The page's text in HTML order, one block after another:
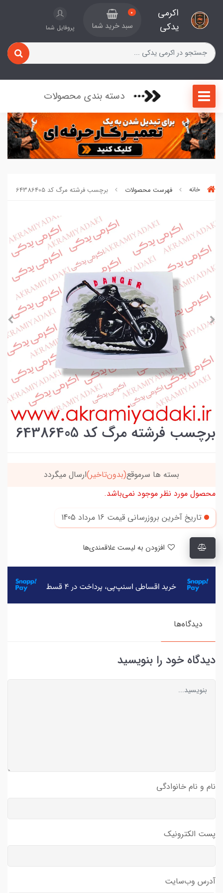
اکرمی
یدکی
0
سبد خرید شما پروفایل شما
دسته بندی محصولات
خانه فهرست محصولات برچسب فرشته مرگ کد 64386405
برچسب فرشته مرگ کد 64386405
ارسال میگردد خریدتو به5میلیون
محصول مورد نظر موجود نمی‌باشد.
تاریخ آخرین بروزرسانی قیمت 16 مرداد 1405
دیدگاه‌ها
دیدگاه خود را بنویسید
نام و نام خانوادگی
پست الکترونیک
آدرس وب‌سایت